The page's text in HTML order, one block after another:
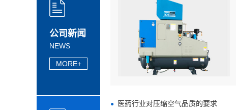
公司新闻
NEWS
MORE+
医药行业对压缩空气品质的要求